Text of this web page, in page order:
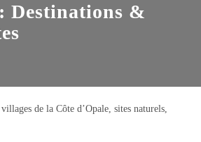
Destinations &
de la Côte d’Opale, sites naturels,